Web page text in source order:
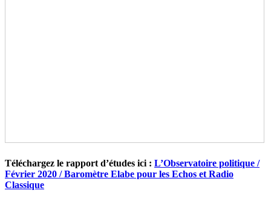
Téléchargez le rapport d’études ici : L’Observatoire politique /
Février 2020 / Baromètre Elabe pour les Echos et Radio
Classique